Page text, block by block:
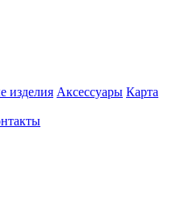
изделия Аксессуары Карта